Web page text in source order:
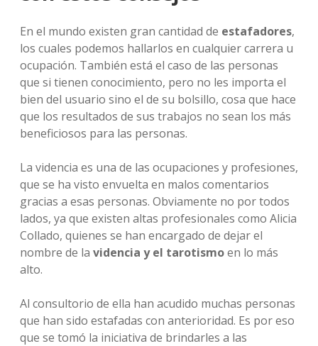
En el mundo existen gran cantidad de estafadores,
los cuales podemos hallarlos en cualquier carrera u
ocupación. También está el caso de las personas
que si tienen conocimiento, pero no les importa el
bien del usuario sino el de su bolsillo, cosa que hace
que los resultados de sus trabajos no sean los más
beneficiosos para las personas.
La videncia es una de las ocupaciones y profesiones,
que se ha visto envuelta en malos comentarios
gracias a esas personas. Obviamente no por todos
lados, ya que existen altas profesionales como Alicia
Collado, quienes se han encargado de dejar el
nombre de la videncia y el tarotismoen lo más
alto.
Al consultorio de ella han acudido muchas personas
que han sido estafadas con anterioridad. Es por eso
que se tomó la iniciativa de brindarles a las